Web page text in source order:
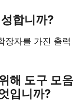
합니까?
장자를 가진 출력
해 도구 모음
입니까?